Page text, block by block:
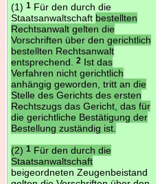
(1) 1Für den durch die
Staatsanwaltschaft bestellten
Rechtsanwalt gelten die
Vorschriften über den gerichtlich
bestellten Rechtsanwalt
entsprechend.
2Ist das
Verfahren nicht gerichtlich
anhängig geworden, tritt an die
Stelle des Gerichts des ersten
Rechtszugs das Gericht, das für
die gerichtliche Bestätigung der
Bestellung zuständig ist.
(2) 1Für den durch die
Staatsanwaltschaft
beigeordneten Zeugenbeistand